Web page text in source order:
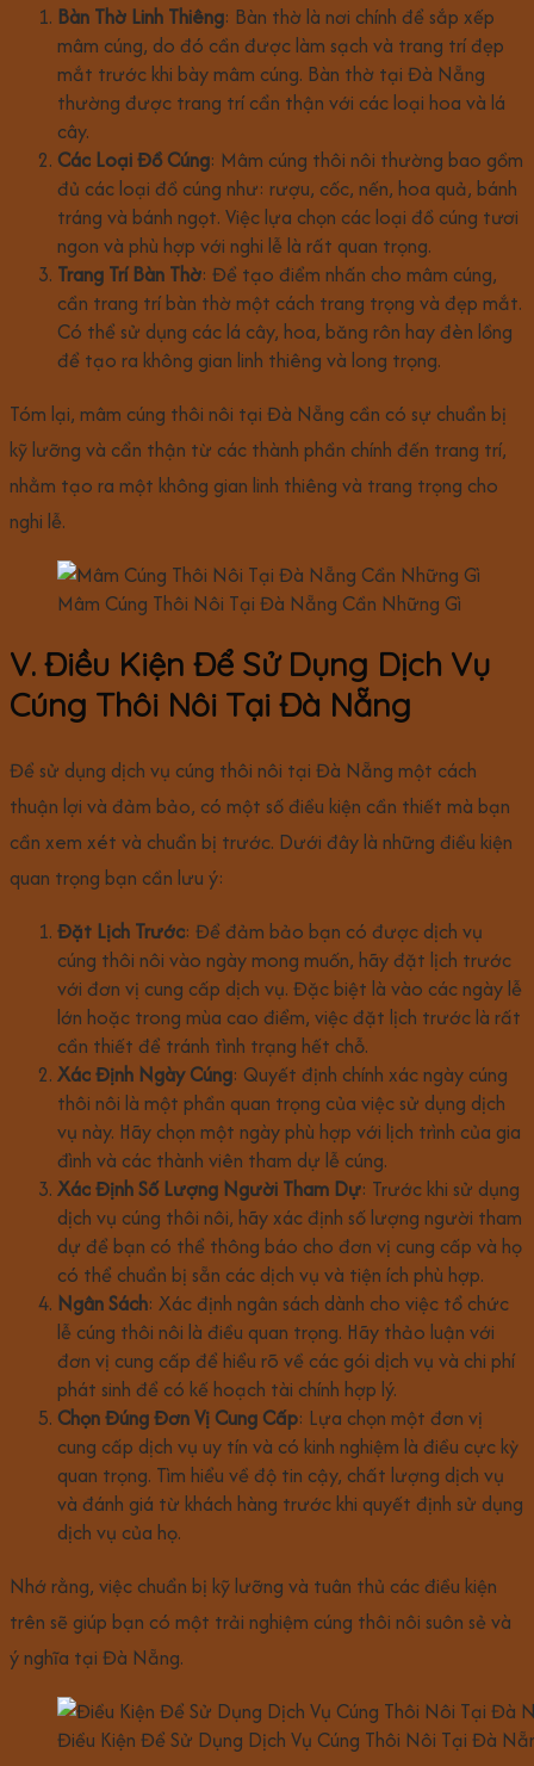
Bàn Thờ Linh Thiêng: Bàn thờ là nơi chính để sắp xếp
mâm cúng, do đó cần được làm sạch và trang trí đẹp
mắt trước khi bày mâm cúng. Bàn thờ tại Đà Nẵng
thường được trang trí cẩn thận với các loại hoa và lá
cây.
Các Loại Đồ Cúng: Mâm cúng thôi nôi thường bao gồm
đủ các loại đồ cúng như: rượu, cốc, nến, hoa quả, bánh
tráng và bánh ngọt. Việc lựa chọn các loại đồ cúng tươi
ngon và phù hợp với nghi lễ là rất quan trọng.
Trang Trí Bàn Thờ: Để tạo điểm nhấn cho mâm cúng,
cần trang trí bàn thờ một cách trang trọng và đẹp mắt.
Có thể sử dụng các lá cây, hoa, băng rôn hay đèn lồng
để tạo ra không gian linh thiêng và long trọng.
Tóm lại, mâm cúng thôi nôi tại Đà Nẵng cần có sự chuẩn bị
kỹ lưỡng và cẩn thận từ các thành phần chính đến trang trí,
nhằm tạo ra một không gian linh thiêng và trang trọng cho
nghi lễ.
Mâm Cúng Thôi Nôi Tại Đà Nẵng Cần Những Gì
V. Điều Kiện Để Sử Dụng Dịch Vụ
Cúng Thôi Nôi Tại Đà Nẵng
Để sử dụng dịch vụ cúng thôi nôi tại Đà Nẵng một cách
thuận lợi và đảm bảo, có một số điều kiện cần thiết mà bạn
cần xem xét và chuẩn bị trước. Dưới đây là những điều kiện
quan trọng bạn cần lưu ý:
Đặt Lịch Trước: Để đảm bảo bạn có được dịch vụ
cúng thôi nôi vào ngày mong muốn, hãy đặt lịch trước
với đơn vị cung cấp dịch vụ. Đặc biệt là vào các ngày lễ
lớn hoặc trong mùa cao điểm, việc đặt lịch trước là rất
cần thiết để tránh tình trạng hết chỗ.
Xác Định Ngày Cúng: Quyết định chính xác ngày cúng
thôi nôi là một phần quan trọng của việc sử dụng dịch
vụ này. Hãy chọn một ngày phù hợp với lịch trình của gia
đình và các thành viên tham dự lễ cúng.
Xác Định Số Lượng Người Tham Dự: Trước khi sử dụng
dịch vụ cúng thôi nôi, hãy xác định số lượng người tham
dự để bạn có thể thông báo cho đơn vị cung cấp và họ
có thể chuẩn bị sẵn các dịch vụ và tiện ích phù hợp.
Ngân Sách: Xác định ngân sách dành cho việc tổ chức
lễ cúng thôi nôi là điều quan trọng. Hãy thảo luận với
đơn vị cung cấp để hiểu rõ về các gói dịch vụ và chi phí
phát sinh để có kế hoạch tài chính hợp lý.
Chọn Đúng Đơn Vị Cung Cấp: Lựa chọn một đơn vị
cung cấp dịch vụ uy tín và có kinh nghiệm là điều cực kỳ
quan trọng. Tìm hiểu về độ tin cậy, chất lượng dịch vụ
và đánh giá từ khách hàng trước khi quyết định sử dụng
dịch vụ của họ.
Nhớ rằng, việc chuẩn bị kỹ lưỡng và tuân thủ các điều kiện
trên sẽ giúp bạn có một trải nghiệm cúng thôi nôi suôn sẻ và
ý nghĩa tại Đà Nẵng.
Điều Kiện Để Sử Dụng Dịch Vụ Cúng Thôi Nôi Tại Đà